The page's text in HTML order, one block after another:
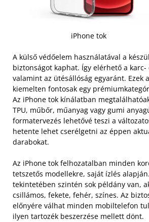
iPhone tok
A külső védőelem használatával a
biztonságot kaphat. Így elérhető a karc-
valamint az ütésállóság egyaránt. Ezek
kiemelten fontosak egy
Az iPhone tok kínálatban
TPU, műbőr, műanyag vagy gumi
formatervezés lehetővé teszi a
hetente lehet cserélgetni az éppen
darabokat.
Az iPhone tok felhozatalban minden
tetszetős modellekre, saját ízlés
tekintetében szintén sok példány van,
csillámos, fekete, fehér, színes. Az
előnyére válhat minden mobiltelefon
ilyen tartozék beszerzése mellett dönt.